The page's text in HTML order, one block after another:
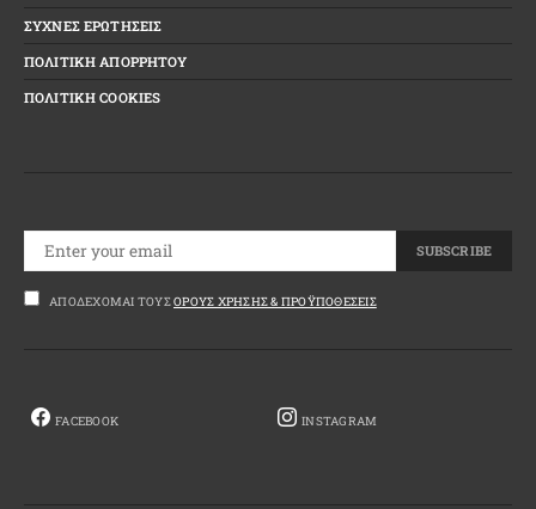
ΣΥΧΝΕΣ ΕΡΩΤΗΣΕΙΣ
ΠΟΛΙΤΙΚΗ ΑΠΟΡΡΗΤΟΥ
ΠΟΛΙΤΙΚΗ COOKIES
SUBSCRIBE
ΑΠΟΔΈΧΟΜΑΙ ΤΟΥΣΌΡΟΥΣ ΧΡΉΣΗΣ & ΠΡΟΫΠΟΘΈΣΕΙΣ
FACEBOOK INSTAGRAM